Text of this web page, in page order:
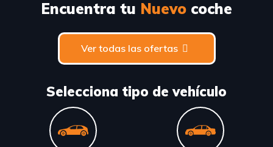
Encuentra tu Nuevo coche
Ver todas las ofertas
Selecciona tipo de vehículo